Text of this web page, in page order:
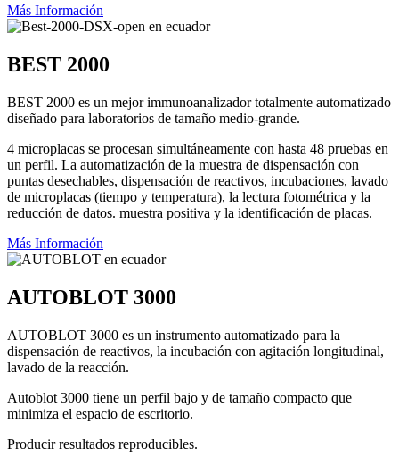
Más Información
BEST 2000
BEST 2000 es un mejor immunoanalizador totalmente automatizado
diseñado para laboratorios de tamaño medio-grande.
4 microplacas se procesan simultáneamente con hasta 48 pruebas en
un perfil. La automatización de la muestra de dispensación con
puntas desechables, dispensación de reactivos, incubaciones, lavado
de microplacas (tiempo y temperatura), la lectura fotométrica y la
reducción de datos. muestra positiva y la identificación de placas.
Más Información
AUTOBLOT 3000
AUTOBLOT 3000 es un instrumento automatizado para la
dispensación de reactivos, la incubación con agitación longitudinal,
lavado de la reacción.
Autoblot 3000 tiene un perfil bajo y de tamaño compacto que
minimiza el espacio de escritorio.
Producir resultados reproducibles.